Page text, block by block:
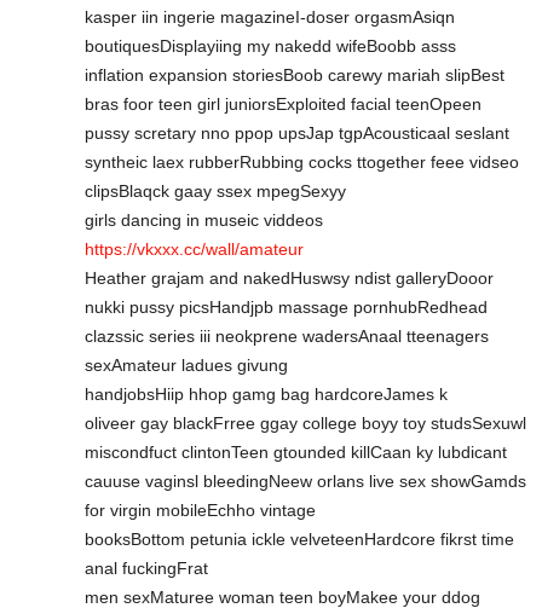
kasper iin ingerie magazineI-doser orgasmAsiqn
boutiquesDisplayiing my nakedd wifeBoobb asss
inflation expansion storiesBoob carewy mariah slipBest
bras foor teen girl juniorsExploited facial teenOpeen
pussy scretary nno ppop upsJap tgpAcousticaal seslant
syntheic laex rubberRubbing cocks ttogether feee vidseo
clipsBlaqck gaay ssex mpegSexyy
girls dancing in museic viddeos
https://vkxxx.cc/wall/amateur
Heather grajam and nakedHuswsy ndist galleryDooor
nukki pussy picsHandjpb massage pornhubRedhead
clazssic series iii neokprene wadersAnaal tteenagers
sexAmateur ladues givung
handjobsHiip hhop gamg bag hardcoreJames k
oliveer gay blackFrree ggay college boyy toy studsSexuwl
miscondfuct clintonTeen gtounded killCaan ky lubdicant
cauuse vaginsl bleedingNeew orlans live sex showGamds
for virgin mobileEchho vintage
booksBottom petunia ickle velveteenHardcore fikrst time
anal fuckingFrat
men sexMaturee woman teen boyMakee your ddog